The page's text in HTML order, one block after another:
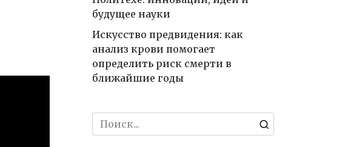
будущее науки
Искусство предвидения: как
анализ крови помогает
определить риск смерти в
ближайшие годы
Search
for: